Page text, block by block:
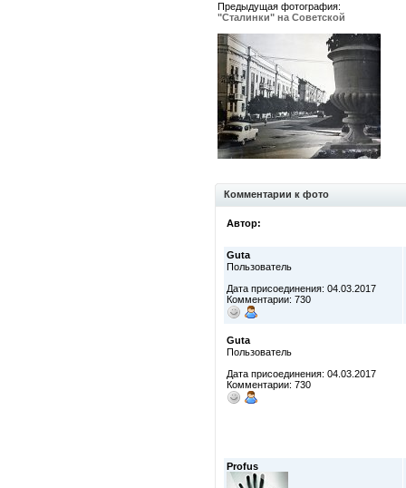
Предыдущая фотография:
"Сталинки" на Советской
Комментарии к фото
Автор:
Guta
Пользователь
Дата присоединения: 04.03.2017
Комментарии: 730
Guta
Пользователь
Дата присоединения: 04.03.2017
Комментарии: 730
Profus